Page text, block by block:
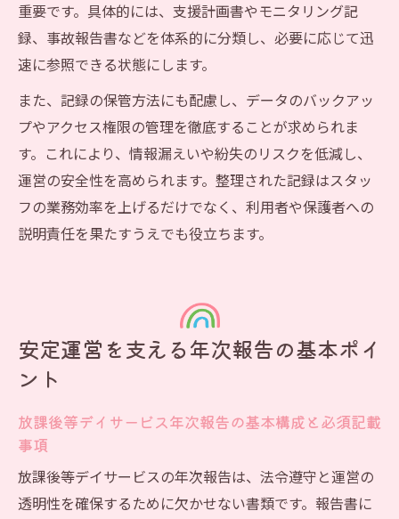
重要です。具体的には、支援計画書やモニタリング記
録、事故報告書などを体系的に分類し、必要に応じて迅
速に参照できる状態にします。
また、記録の保管方法にも配慮し、データのバックアッ
プやアクセス権限の管理を徹底することが求められま
す。これにより、情報漏えいや紛失のリスクを低減し、
運営の安全性を高められます。整理された記録はスタッ
フの業務効率を上げるだけでなく、利用者や保護者への
説明責任を果たすうえでも役立ちます。
安定運営を支える年次報告の基本ポイ
ント
放課後等デイサービス年次報告の基本構成と必須記載
事項
放課後等デイサービスの年次報告は、法令遵守と運営の
透明性を確保するために欠かせない書類です。報告書に